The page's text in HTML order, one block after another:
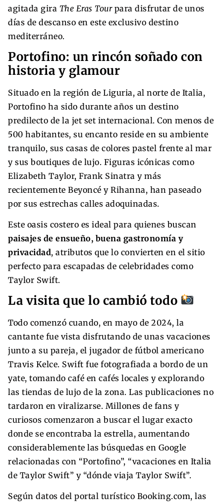
agitada gira The Eras Tourpara disfrutar de unos
días de descanso en este exclusivo destino
mediterráneo.
Portofino: un rincón soñado con
historia y glamour
Situado en la región de Liguria, al norte de Italia,
Portofino ha sido durante años un destino
predilecto de la jet set internacional. Con menos de
500 habitantes, su encanto reside en su ambiente
tranquilo, sus casas de colores pastel frente al mar
y sus boutiques de lujo. Figuras icónicas como
Elizabeth Taylor, Frank Sinatra y más
recientemente Beyoncé y Rihanna, han paseado
por sus estrechas calles adoquinadas.
Este oasis costero es ideal para quienes buscan
paisajes de ensueño, buena gastronomía y
privacidad, atributos que lo convierten en el sitio
perfecto para escapadas de celebridades como
Taylor Swift.
La visita que lo cambió todo
Todo comenzó cuando, en mayo de 2024, la
cantante fue vista disfrutando de unas vacaciones
junto a su pareja, el jugador de fútbol americano
Travis Kelce. Swift fue fotografiada a bordo de un
yate, tomando café en cafés locales y explorando
las tiendas de lujo de la zona. Las publicaciones no
tardaron en viralizarse. Millones de fans y
curiosos comenzaron a buscar el lugar exacto
donde se encontraba la estrella, aumentando
considerablemente las búsquedas en Google
relacionadas con “Portofino”, “vacaciones en Italia
de Taylor Swift” y “dónde viaja Taylor Swift”.
Según datos del portal turístico Booking.com, las